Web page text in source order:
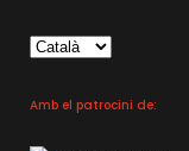
Trieu
idioma
Amb el patrocini de: